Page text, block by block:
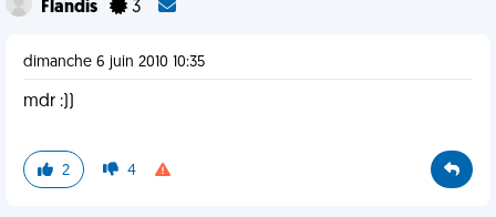
Flandis 3
dimanche 6 juin 2010 10:35
mdr :))
2 4